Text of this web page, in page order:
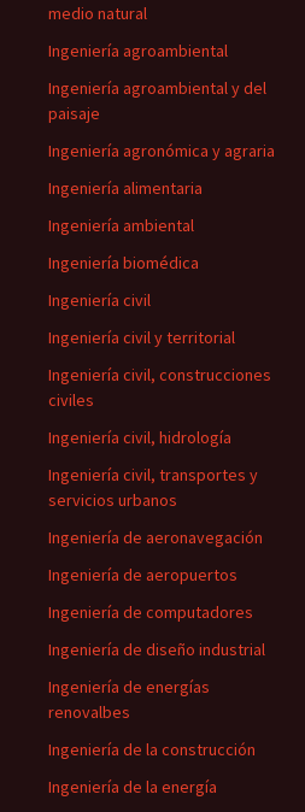
medio natural
Ingeniería agroambiental
Ingeniería agroambiental y del
paisaje
Ingeniería agronómica y agraria
Ingeniería alimentaria
Ingeniería ambiental
Ingeniería biomédica
Ingeniería civil
Ingeniería civil y territorial
Ingeniería civil, construcciones
civiles
Ingeniería civil, hidrología
Ingeniería civil, transportes y
servicios urbanos
Ingeniería de aeronavegación
Ingeniería de aeropuertos
Ingeniería de computadores
Ingeniería de diseño industrial
Ingeniería de energías
renovalbes
Ingeniería de la construcción
Ingeniería de la energía